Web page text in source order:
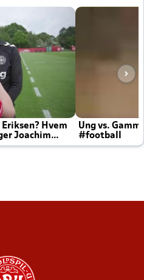
Hvem
Joachim
Ung vs.
#football